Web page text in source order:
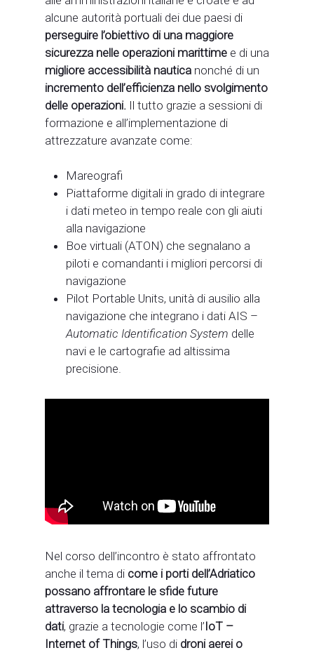
alcune autorità portuali dei due paesi di
perseguire l’obiettivo di una maggiore
sicurezza nelle operazioni marittime e di una
migliore accessibilità nautica nonché di un
incremento dell’efficienza nello svolgimento
delle operazioni. Il tutto grazie a sessioni di
formazione e all’implementazione di
attrezzature avanzate come:
Mareografi
Piattaforme digitali in grado di integrare
i dati meteo in tempo reale con gli aiuti
alla navigazione
Boe virtuali (ATON) che segnalano a
piloti e comandanti i migliori percorsi di
navigazione
Pilot Portable Units, unità di ausilio alla
navigazione che integrano i dati AIS –
Automatic Identification System delle
navi e le cartografie ad altissima
precisione.
Nel corso dell’incontro è stato affrontato
anche il tema di come i porti dell’Adriatico
possano affrontare le sfide future
attraverso la tecnologia e lo scambio di
dati, grazie a tecnologie come l’IoT –
Internet of Things, l’uso di droni aerei o